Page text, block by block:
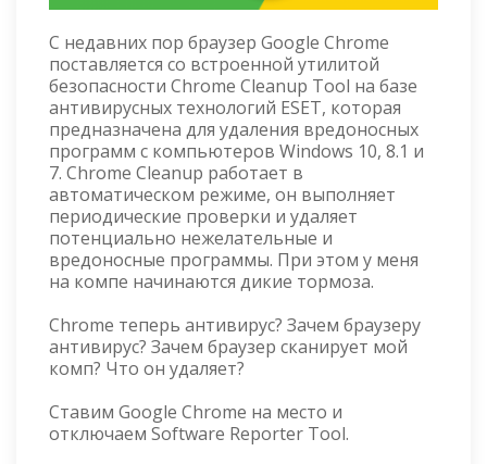
С недавних пор браузер Google Chrome
поставляется со встроенной утилитой
безопасности Chrome Cleanup Tool на базе
антивирусных технологий ESET, которая
предназначена для удаления вредоносных
программ с компьютеров Windows 10, 8.1 и
7. Chrome Cleanup работает в
автоматическом режиме, он выполняет
периодические проверки и удаляет
потенциально нежелательные и
вредоносные программы. При этом у меня
на компе начинаются дикие тормоза.
Chrome теперь антивирус? Зачем браузеру
антивирус? Зачем браузер сканирует мой
комп? Что он удаляет?
Ставим Google Chrome на место и
отключаем Software Reporter Tool.